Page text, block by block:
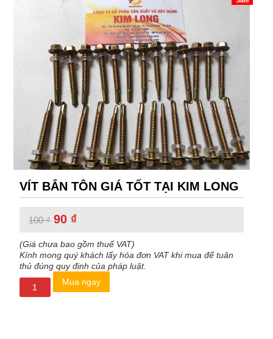
VÍT BẮN TÔN GIÁ TỐT TẠI KIM LONG
100₫ Original
was:
100 ₫.
90 ₫Current
is:
90 ₫.
(Giá chưa bao gồm thuế VAT)
Kính mong quý khách lấy hóa đơn VAT khi mua để tuân
thủ đúng quy định của pháp luật.
Mua ngay